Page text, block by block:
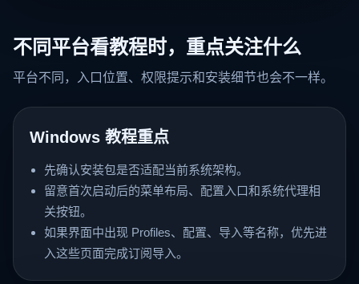
不同平台看教程时，重点关注什么
平台不同，入口位置、权限提示和安装细节也会不一样。
Windows 教程重点
先确认安装包是否适配当前系统架构。
留意首次启动后的菜单布局、配置入口和系统代理相
关按钮。
如果界面中出现 Profiles、配置、导入等名称，优先进
入这些页面完成订阅导入。